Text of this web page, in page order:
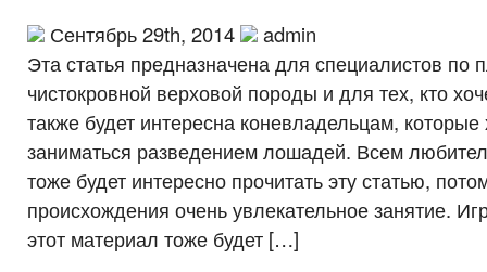
Сентябрь 29th, 2014
admin
Эта статья предназначена для специалистов по
чистокровной верховой породы и для тех, кто
также будет интересна коневладельцам, которые
заниматься разведением лошадей. Всем
тоже будет интересно прочитать эту статью,
происхождения очень увлекательное занятие.
этот материал тоже будет […]